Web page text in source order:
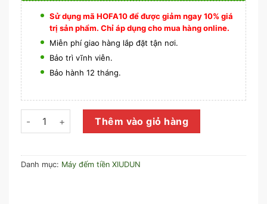
Sử dụng mã HOFA10 để được giảm ngay 10% giá
trị sản phẩm. Chỉ áp dụng cho mua hàng online.
Miễn phí giao hàng lắp đặt tận nơi.
Bảo trì vĩnh viễn.
Bảo hành 12 tháng.
Máy đếm tiền XIUDUN 4688 số lượng
Thêm vào giỏ hàng
Danh mục: Máy đếm tiền XIUDUN